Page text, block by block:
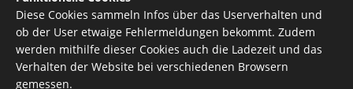
Diese Cookies sammeln Infos über das Userverhalten und
ob der User etwaige Fehlermeldungen bekommt. Zudem
werden mithilfe dieser Cookies auch die Ladezeit und das
Verhalten der Website bei verschiedenen Browsern
gemessen.